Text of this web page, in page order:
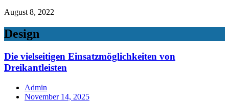
August 8, 2022
Design
Die vielseitigen Einsatzmöglichkeiten von
Dreikantleisten
Admin
November 14, 2025